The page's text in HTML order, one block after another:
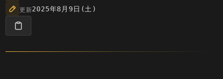
更新2025年8月9日(土)